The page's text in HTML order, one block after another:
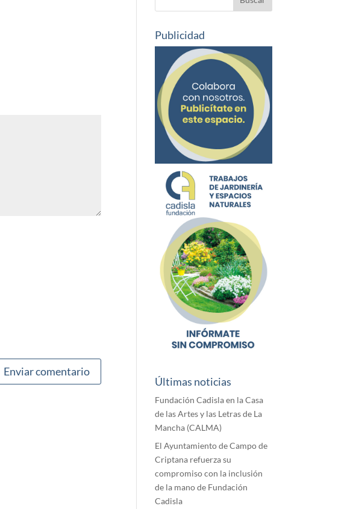
Publicidad
Últimas noticias
Fundación Cadisla en la Casa
de las Artes y las Letras de La
Mancha (CALMA)
El Ayuntamiento de Campo de
Criptana refuerza su
compromiso con la inclusión
de la mano de Fundación
Cadisla